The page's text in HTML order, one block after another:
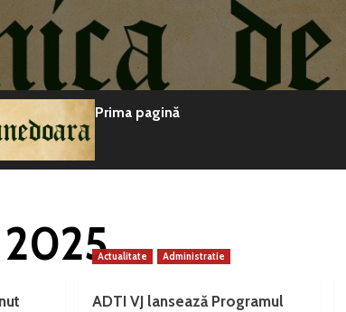
Prima pagină
Actualitate Administratie
ADTI VJ lansează Programul